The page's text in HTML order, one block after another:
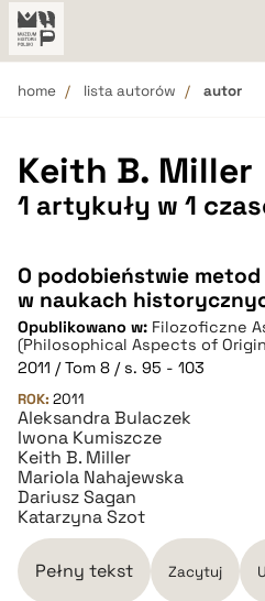
home lista autorów autor
Keith B. Miller
1 artykuły w 1
O podobieństwie
w naukach
Opublikowano w: Filozoficzne
(Philosophical Aspects of
2011 / Tom 8 / s. 95 - 103
ROK: 2011
Aleksandra Bulaczek
Iwona Kumiszcze
Keith B. Miller
Mariola Nahajewska
Dariusz Sagan
Katarzyna Szot
Pełny tekst Zacytuj